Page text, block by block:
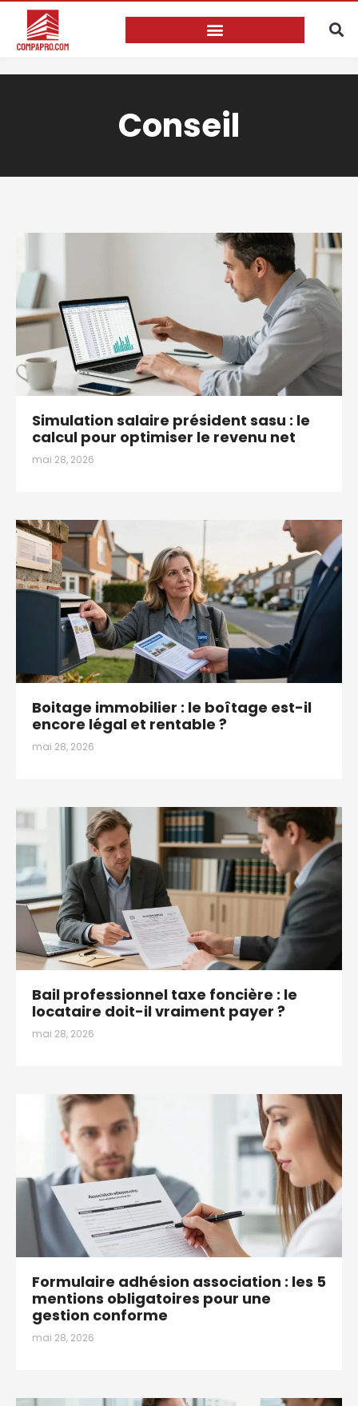
Conseil
Simulation salaire président sasu : le
calcul pour optimiser le revenu net
mai 28, 2026
Boitage immobilier : le boîtage est-il
encore légal et rentable ?
mai 28, 2026
Bail professionnel taxe foncière : le
locataire doit-il vraiment payer ?
mai 28, 2026
Formulaire adhésion association : les 5
mentions obligatoires pour une
gestion conforme
mai 28, 2026